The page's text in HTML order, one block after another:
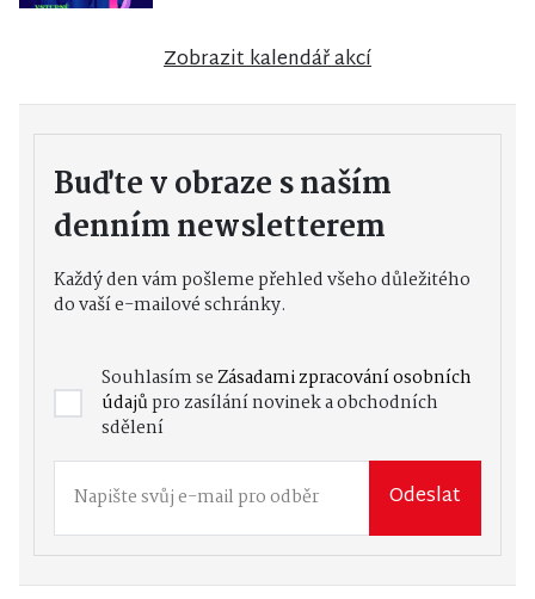
Zobrazit kalendář akcí
Buďte v obraze s naším
denním newsletterem
Každý den vám pošleme přehled všeho důležitého
do vaší e-mailové schránky.
Souhlasím seZásadami zpracování osobních
údajůpro zasílání novinek a obchodních
sdělení
Odeslat